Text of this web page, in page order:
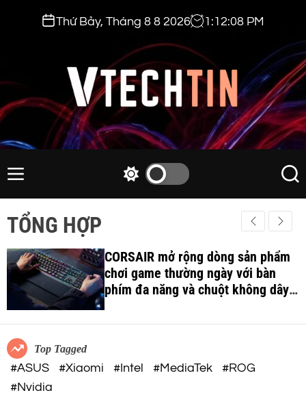
t
o
c
o
e
Thứ Bảy, Tháng 8 8 2026 1 :12:09 PM
v
c
h
t
i
n
.
c
m
M
e
w
h
c
o
o
d
S
e
a
r
h
TỔNG HỢP
CORSAIR mở rộng dòng sản phẩm
chơi game thường ngày với bàn
phím đa năng và chuột không dây
công thái học
Top Tagged
#ASUS #Xiaomi #Intel #MediaTek
#ROG
#Nvidia